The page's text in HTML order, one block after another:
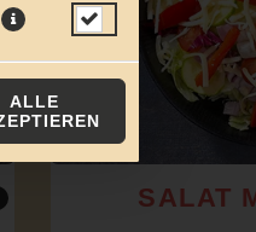
SALAT
ALLE